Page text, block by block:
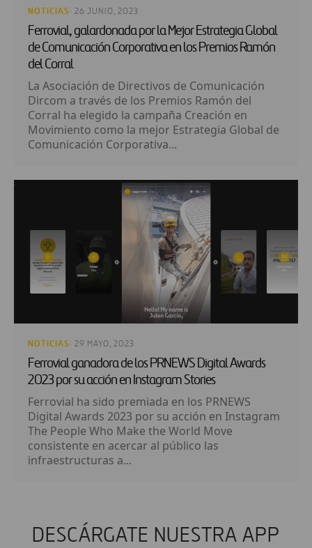
NOTICIAS · 26 JUNIO, 2023
Ferrovial, galardonada por la Mejor Estrategia Global
de Comunicación Corporativa en los Premios Ramón
del Corral
La Asociación de Directivos de Comunicación
Dircom a través de los Premios Ramón del
Corral ha elegido la campaña Creación en
Movimiento como la mejor Estrategia Global de
Comunicación Corporativa...
NOTICIAS · 29 MAYO, 2023
Ferrovial ganadora de los PRNEWS Digital Awards
2023 por su acción en Instagram Stories
Ferrovial ha sido premiada en los PRNEWS
Digital Awards 2023 por su acción en Instagram
The People Who Make the World Move
consistente en acercar al público las
infraestructuras a...
DESCÁRGATE NUESTRA APP